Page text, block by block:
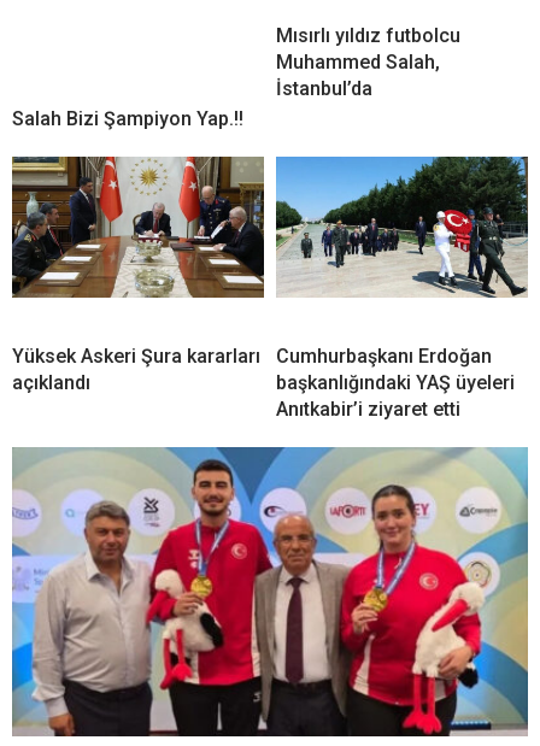
Salah Bizi Şampiyon Yap.!!
Mısırlı yıldız futbolcu
Muhammed Salah,
İstanbul’da
Yüksek Askeri Şura kararları
açıklandı
Cumhurbaşkanı Erdoğan
başkanlığındaki YAŞ üyeleri
Anıtkabir’i ziyaret etti